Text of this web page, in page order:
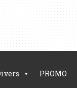
PROMO